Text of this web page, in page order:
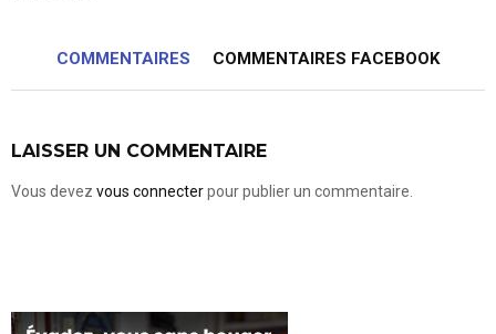
COMMENTAIRES COMMENTAIRES FACEBOOK
LAISSER UN COMMENTAIRE
Vous devez vous connecterpour publier un commentaire.